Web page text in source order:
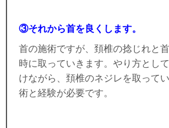
③それから首を良くします。
首の施術ですが、頚椎の捻じれと
時に取っていきます。やり方とし
けながら、頚椎のネジレを取って
術と経験が必要です。